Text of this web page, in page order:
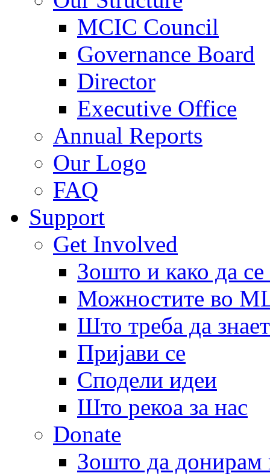
MCIC Council
Governance Board
Director
Executive Office
Annual Reports
Our Logo
FAQ
Support
Get Involved
Зошто и како да
Можностите во
Што треба да
Пријави се
Сподели идеи
Што рекоа за нас
Donate
Зошто да